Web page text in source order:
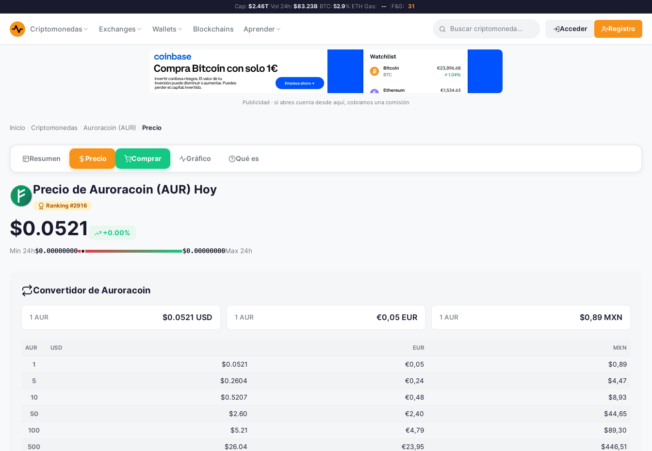
Cap: $2.46T Vol 24h: $83.23B BTC: 52.9% ETH Gas: -- F&G: 31
Criptomonedas Exchanges Wallets Blockchains Aprender Acceder Registro
Publicidad · si abres cuenta desde aquí, cobramos una comisión
Inicio Criptomonedas Auroracoin (AUR) Precio
Resumen Precio Comprar Gráfico Qué es
Precio de Auroracoin (AUR) Hoy
Ranking #2916
$0.0521 +0.00%
Min 24h$0.00000000 $0.00000000Max 24h
Convertidor de Auroracoin
1 AUR $0.0521 USD 1 AUR €0,05 EUR 1 AUR $0,89 MXN
AUR USD EUR MXN
1 $0.0521 €0,05 $0,89
5 $0.2604 €0,24 $4,47
10 $0.5207 €0,48 $8,93
50 $2.60 €2,40 $44,65
100 $5.21 €4,79 $89,30
500 $26.04 €23,95 $446,51